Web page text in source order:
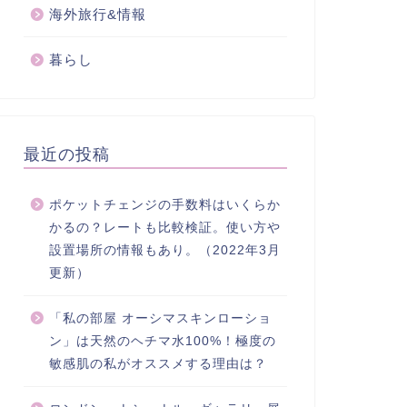
海外旅行&情報
暮らし
最近の投稿
ポケットチェンジの手数料はいくらか
かるの？レートも比較検証。使い方や
設置場所の情報もあり。（2022年3月
更新）
「私の部屋 オーシマスキンローショ
ン」は天然のヘチマ水100%！極度の
敏感肌の私がオススメする理由は？